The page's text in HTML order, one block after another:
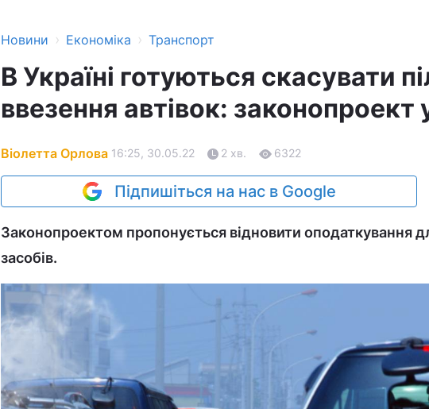
Новини › Економіка › Транспорт
В Україні готуються скасувати
ввезення автівок: законопроект
Віолетта Орлова 16:25, 30.05.22 2 хв. 6322
Підпишіться на нас в Google
Законопроектом пропонується відновити оподаткування
засобів.